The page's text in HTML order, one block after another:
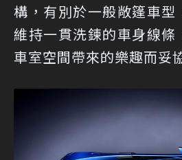
構，有別於一般敞篷車型
維持一貫洗鍊的車身線條
車室空間帶來的樂趣而妥